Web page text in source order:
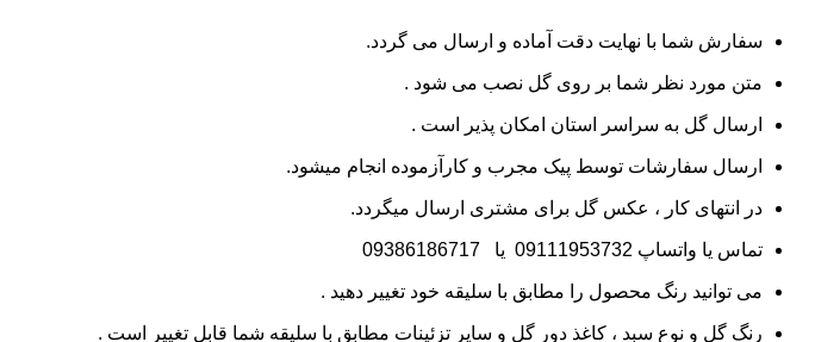
سفارش شما با نهایت دقت آماده و ارسال می گردد.
متن مورد نظر شما بر روی گل نصب می شود .
ارسال گل به سراسر استان امکان پذیر است .
ارسال سفارشات توسط پیک مجرب و کارآزموده انجام میشود.
در انتهای کار ، عکس گل برای مشتری ارسال میگردد.
تماس یا واتساپ 09111953732 یا 09386186717
می توانید رنگ محصول را مطابق با سلیقه خود تغییر دهید .
رنگ گل و نوع سبد ، کاغذ دور گل و سایر تزئینات مطابق با سلیقه شما قابل تغییر است .